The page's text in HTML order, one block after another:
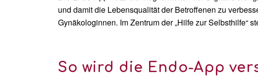
und damit die Lebensqualität der Betroffenen zu
Gynäkologinnen. Im Zentrum der „Hilfe zur Selbsthilfe“
So wird die Endo-App